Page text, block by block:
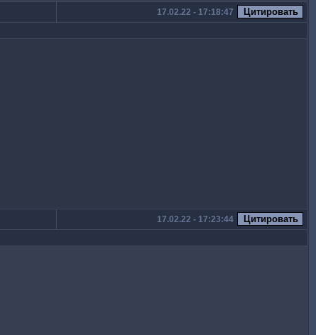
17.02.22 - 17:18:47
17.02.22 - 17:23:44